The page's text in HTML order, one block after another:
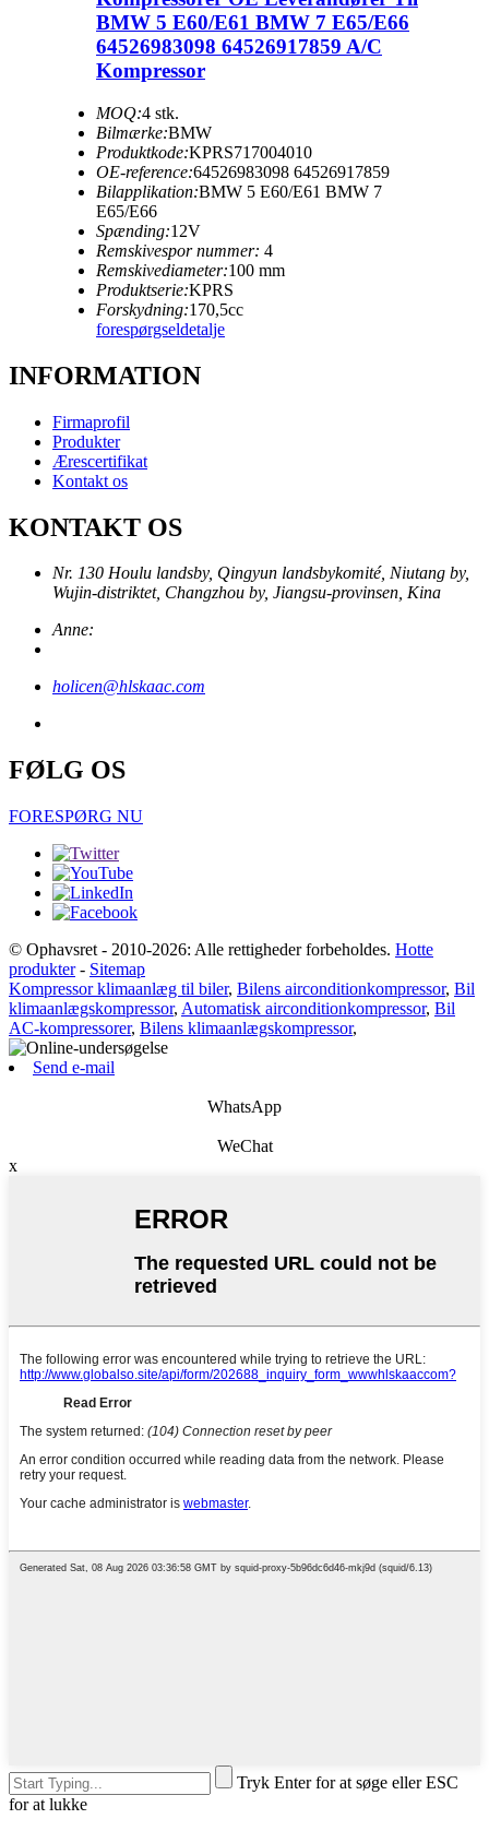
BMW 5 E60/E61 BMW 7 E65/E66
64526983098 64526917859 A/C
Kompressor
MOQ:4 stk.
Bilmærke:BMW
Produktkode:KPRS717004010
OE-reference:64526983098 64526917859
Bilapplikation:BMW 5 E60/E61 BMW 7
E65/E66
Spænding:12V
Remskivespor nummer: 4
Remskivediameter:100 mm
Produktserie:KPRS
Forskydning:170,5cc
forespørgseldetalje
INFORMATION
Firmaprofil
Produkter
Ærescertifikat
Kontakt os
KONTAKT OS
Nr. 130 Houlu landsby, Qingyun landsbykomité, Niutang by,
Wujin-distriktet, Changzhou by, Jiangsu-provinsen, Kina
Anne:
holicen@hlskaac.com
FØLG OS
FORESPØRG NU
© Ophavsret - 2010-2026: Alle rettigheder forbeholdes. Hotte
produkter- Sitemap
Kompressor klimaanlæg til biler, Bilens airconditionkompressor, Bil
klimaanlægskompressor, Automatisk airconditionkompressor, Bil
AC-kompressorer, Bilens klimaanlægskompressor,
Send e-mail
WhatsApp
WeChat
x
Tryk Enter for at søge eller ESC
for at lukke